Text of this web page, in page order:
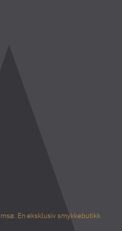
En eksklusiv smykkebutikk